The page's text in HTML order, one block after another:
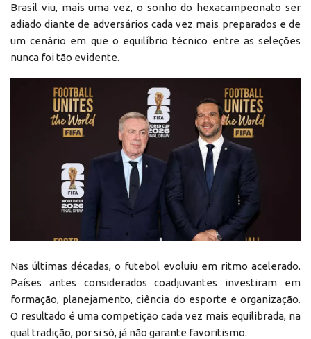
Brasil viu, mais uma vez, o sonho do hexacampeonato ser
adiado diante de adversários cada vez mais preparados e de
um cenário em que o equilíbrio técnico entre as seleções
nunca foi tão evidente.
Nas últimas décadas, o futebol evoluiu em ritmo acelerado.
Países antes considerados coadjuvantes investiram em
formação, planejamento, ciência do esporte e organização.
O resultado é uma competição cada vez mais equilibrada, na
qual tradição, por si só, já não garante favoritismo.